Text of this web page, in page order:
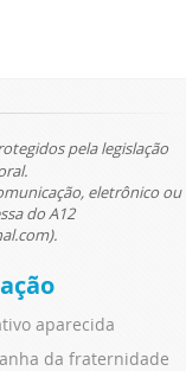
pela legislação
eletrônico ou
do A12
aparecida
da fraternidade